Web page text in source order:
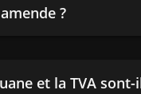
?
et la TVA